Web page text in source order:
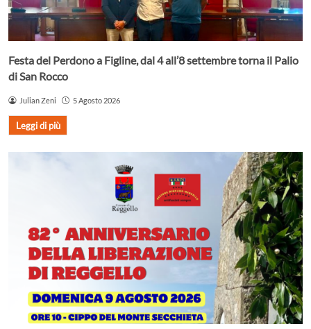
Festa del Perdono a Figline, dal 4 all’8 settembre torna il Palio
di San Rocco
Julian Zeni 5 Agosto 2026
Leggi di più